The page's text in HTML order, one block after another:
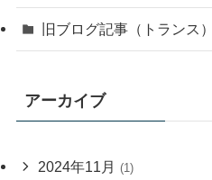
旧ブログ記事（トランス）
アーカイブ
2024年11月 (1)